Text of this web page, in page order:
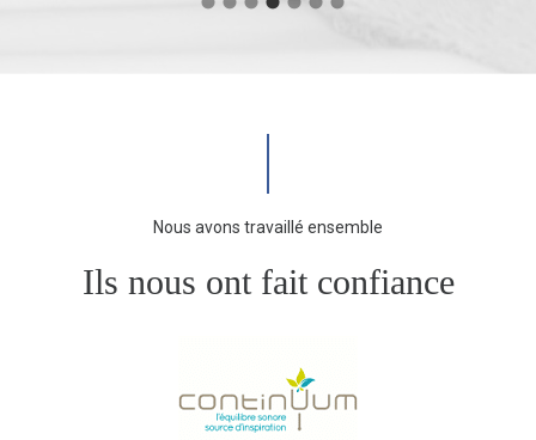
Nous avons travaillé ensemble
Ils nous ont fait confiance